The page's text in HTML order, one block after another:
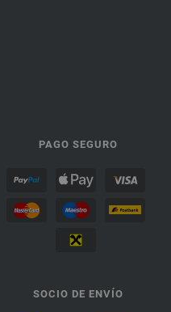
PAGO SEGURO
SOCIO DE ENVÍO